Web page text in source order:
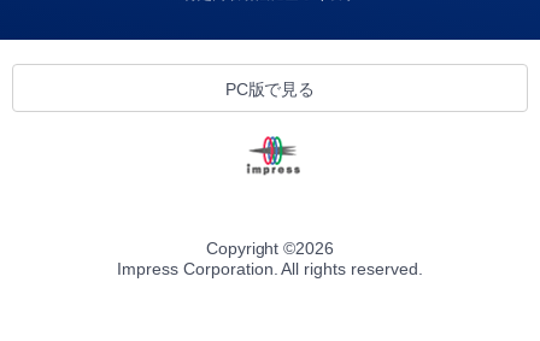
PC版で見る
Copyright ©2026
Impress Corporation. All rights reserved.